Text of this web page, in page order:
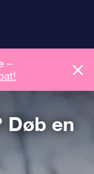
–
Døb en